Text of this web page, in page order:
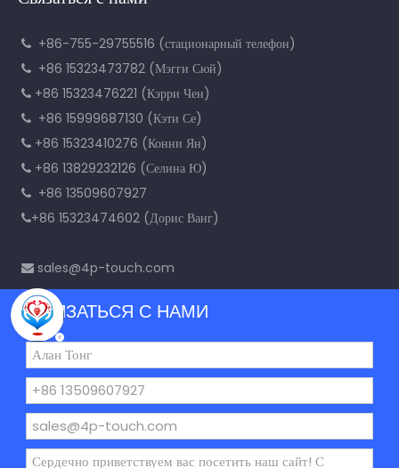
 +86-755-29755516 (стационарный телефон)
 +86 15323473782 (Мэгги Сюй)
 +86 15323476221 (Кэрри Чен)
 +86 15999687130 (Кэти Се)
 +86 15323410276 (Конни Ян)
 +86 13829232126 (Селина Ю)
 +86 13509607927
+86 15323474602 (Дорис Ванг)
 sales@4p-touch.com
СВЯЗАТЬСЯ С НАМИ